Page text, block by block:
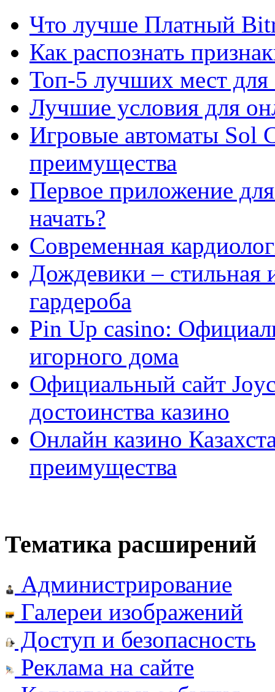
Что лучше Платный
Как распознать
Топ-5 лучших мест для
Лучшие условия для
Игровые автоматы Sol
преимущества
Первое приложение
начать?
Современная
Дождевики – стильная
гардероба
Pin Up casino:
игорного дома
Официальный сайт
достоинства казино
Онлайн казино
преимущества
Тематика расширений
Администрирование
Галереи изображений
Доступ и безопасность
Реклама на сайте